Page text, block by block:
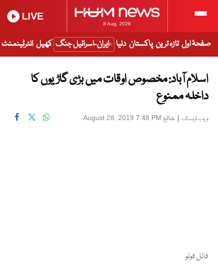
8 Aug, 2026
LIVE
صفحۂ اول تازہ ترین پاکستان دنیا ایران-اسرائیل جنگ کھیل انٹرٹینمنٹ
اسلام آباد: مخصوص اوقات میں بڑی گاڑیوں کا
داخلہ ممنوع
ویب ڈیسک | شائع August 28, 2019 7:48 PM
فائل فوٹو